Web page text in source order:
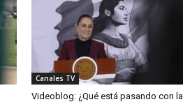
Canales TV
Videoblog: ¿Qué está pasando con la